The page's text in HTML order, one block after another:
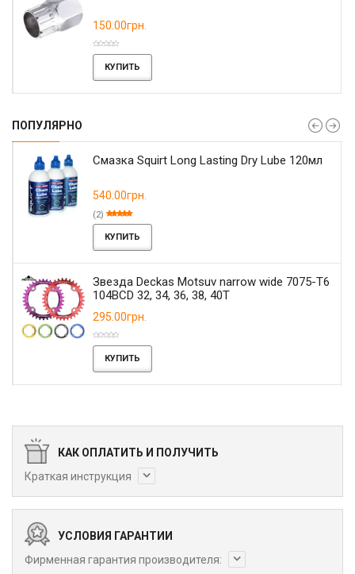
150.00грн.
КУПИТЬ
ПОПУЛЯРНО
Смазка Squirt Long Lasting Dry Lube 120мл
540.00грн.
(2)
КУПИТЬ
Звезда Deckas Motsuv narrow wide 7075-T6
104BCD 32, 34, 36, 38, 40T
295.00грн.
КУПИТЬ
КАК ОПЛАТИТЬ И ПОЛУЧИТЬ
Краткая инструкция
УСЛОВИЯ ГАРАНТИИ
Фирменная гарантия производителя: